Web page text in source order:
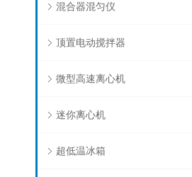
混合器混匀仪
顶置电动搅拌器
微型高速离心机
迷你离心机
超低温冰箱